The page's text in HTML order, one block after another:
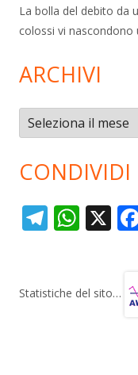
La bolla del debito da
colossi vi
ARCHIVI
Archivi
CONDIVIDI
T
gr
W
s
X
Statistiche del sito…